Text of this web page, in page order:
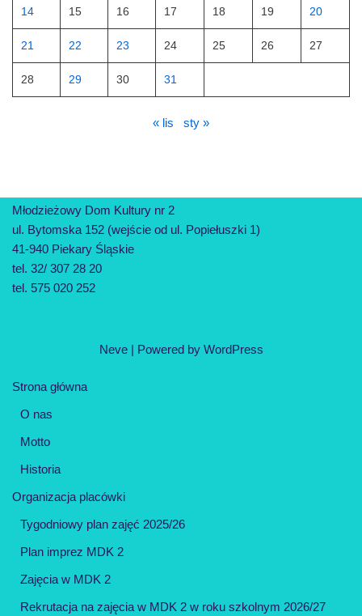
14 15 16 17 18 19 20
21 22 23 24 25 26 27
28 29 30 31
« lis sty »
Młodzieżowy Dom Kultury nr 2
ul. Bytomska 152 (wejście od ul. Popiełuszki 1)
41-940 Piekary Śląskie
tel. 32/ 307 28 20
tel. 575 020 252
Neve| Powered by WordPress
Strona główna
O nas
Motto
Historia
Organizacja placówki
Tygodniowy plan zajęć 2025/26
Plan imprez MDK 2
Zajęcia w MDK 2
Rekrutacja na zajęcia w MDK 2 w roku szkolnym 2026/27